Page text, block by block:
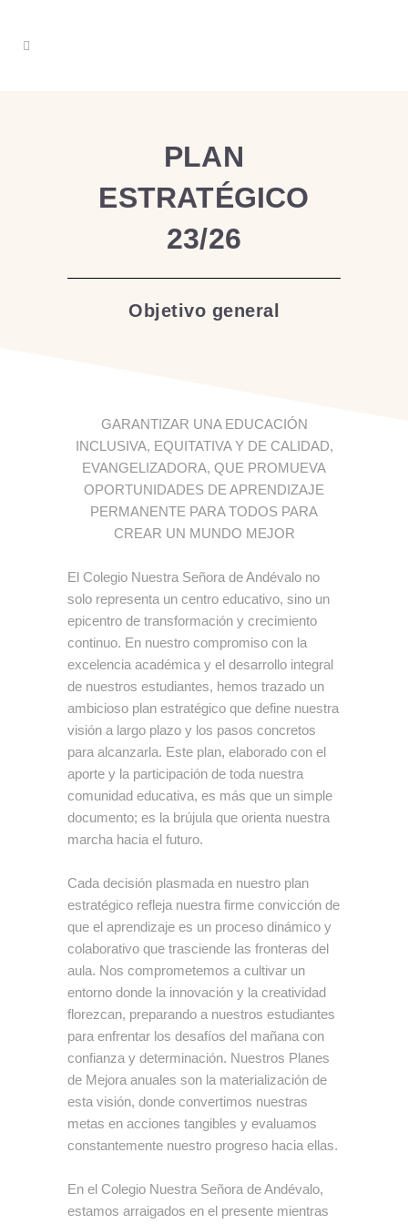
PLAN
ESTRATÉGICO
23/26
Objetivo general
GARANTIZAR UNA EDUCACIÓN
INCLUSIVA, EQUITATIVA Y DE CALIDAD,
EVANGELIZADORA, QUE PROMUEVA
OPORTUNIDADES DE APRENDIZAJE
PERMANENTE PARA TODOS PARA
CREAR UN MUNDO MEJOR
El Colegio Nuestra Señora de Andévalo no
solo representa un centro educativo, sino un
epicentro de transformación y crecimiento
continuo. En nuestro compromiso con la
excelencia académica y el desarrollo integral
de nuestros estudiantes, hemos trazado un
ambicioso plan estratégico que define nuestra
visión a largo plazo y los pasos concretos
para alcanzarla. Este plan, elaborado con el
aporte y la participación de toda nuestra
comunidad educativa, es más que un simple
documento; es la brújula que orienta nuestra
marcha hacia el futuro.
Cada decisión plasmada en nuestro plan
estratégico refleja nuestra firme convicción de
que el aprendizaje es un proceso dinámico y
colaborativo que trasciende las fronteras del
aula. Nos comprometemos a cultivar un
entorno donde la innovación y la creatividad
florezcan, preparando a nuestros estudiantes
para enfrentar los desafíos del mañana con
confianza y determinación. Nuestros Planes
de Mejora anuales son la materialización de
esta visión, donde convertimos nuestras
metas en acciones tangibles y evaluamos
constantemente nuestro progreso hacia ellas.
En el Colegio Nuestra Señora de Andévalo,
estamos arraigados en el presente mientras